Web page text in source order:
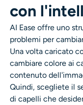
Rimozione
con
AI Ease offre uno
problemi per
Una volta caricato
cambiare colore ai
contenuto
Quindi, scegliete il
di capelli che